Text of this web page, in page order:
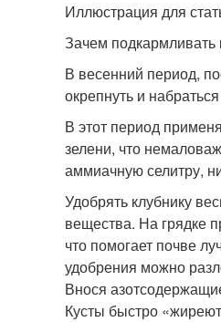
Иллюстрация для
Зачем подкармливать
В весенний период,
окрепнуть и
В этот период
зелени, что
аммиачную селитру,
Удобрять клубнику
вещества. На грядке
что помогает почве
удобрения можно
Внося
Кусты быстро